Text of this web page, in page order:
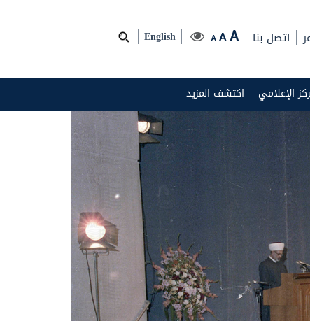
English A A A اتصل بنا
الإعلامي اكتشف المزيد